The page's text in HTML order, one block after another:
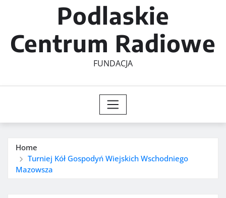
Podlaskie
Centrum Radiowe
FUNDACJA
Home
Turniej Kół Gospodyń Wiejskich Wschodniego
Mazowsza